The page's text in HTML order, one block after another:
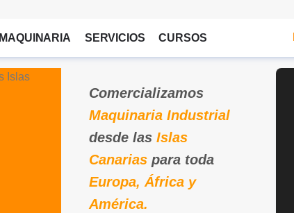
MAQUINARIA SERVICIOS CURSOS
Comercializamos
Maquinaria Industrial
desde las Islas
Canariaspara toda
Europa, África y
América.